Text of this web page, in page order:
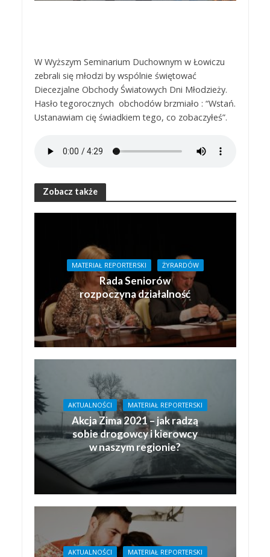
W Wyższym Seminarium Duchownym w Łowiczu
zebrali się młodzi by wspólnie świętować
Diecezjalne Obchody Światowych Dni Młodzieży.
Hasło tegorocznych obchodów brzmiało : “Wstań.
Ustanawiam cię świadkiem tego, co zobaczyłeś”.
Zobacz także
MATERIAŁ REPORTERSKI ŻYRARDÓW
Rada Seniorów
rozpoczyna działalność
AKTUALNOŚCI MATERIAŁ REPORTERSKI
Akcja Zima 2021 – jak radzą
sobie drogowcy i kierowcy
w naszym regionie?
AKTUALNOŚCI MATERIAŁ REPORTERSKI